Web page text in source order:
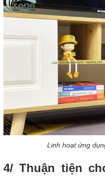
Linh hoạt ứng
4/ Thuận tiện